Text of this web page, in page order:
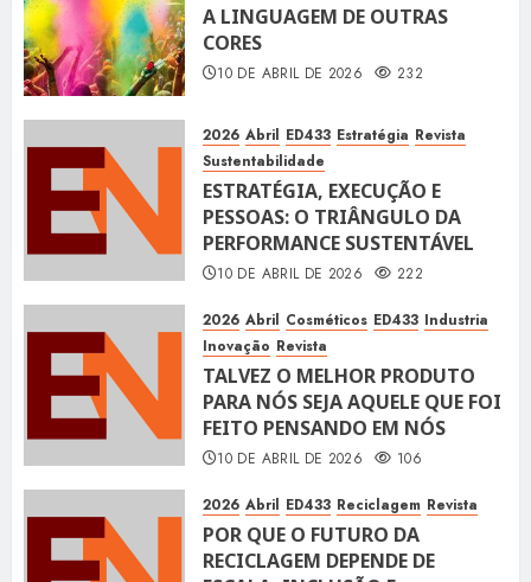
A LINGUAGEM DE OUTRAS
CORES
10 DE ABRIL DE 2026 232
2026 Abril ED433 Estratégia Revista
Sustentabilidade
ESTRATÉGIA, EXECUÇÃO E
PESSOAS: O TRIÂNGULO DA
PERFORMANCE SUSTENTÁVEL
10 DE ABRIL DE 2026 222
2026 Abril Cosméticos ED433 Industria
Inovação Revista
TALVEZ O MELHOR PRODUTO
PARA NÓS SEJA AQUELE QUE FOI
FEITO PENSANDO EM NÓS
10 DE ABRIL DE 2026 106
2026 Abril ED433 Reciclagem Revista
POR QUE O FUTURO DA
RECICLAGEM DEPENDE DE